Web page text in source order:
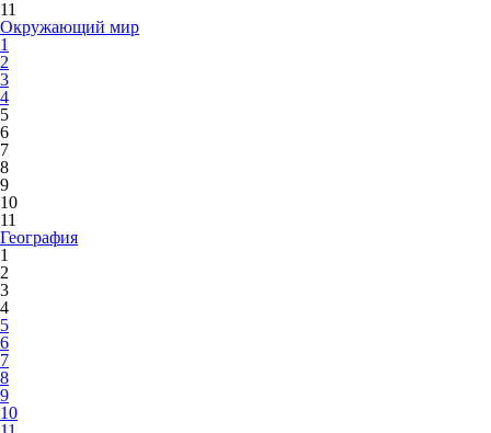
11
Окружающий мир
1
2
3
4
5
6
7
8
9
10
11
География
1
2
3
4
5
6
7
8
9
10